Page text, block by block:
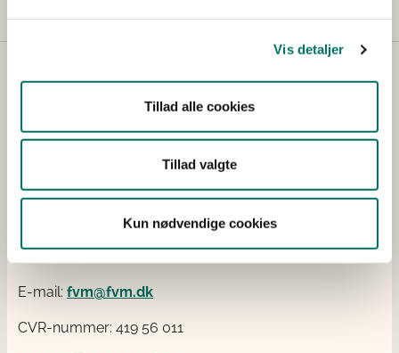
Vis detaljer
Tillad alle cookies
Tillad valgte
Kun nødvendige cookies
Holbergsgade 6
E-mail: fvm@fvm.dk
CVR-nummer: 419 56 011